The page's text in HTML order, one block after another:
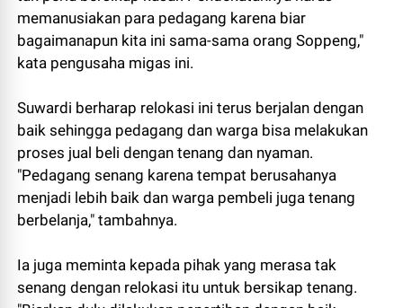
memanusiakan para pedagang karena biar
bagaimanapun kita ini sama-sama orang Soppeng,"
kata pengusaha migas ini.
Suwardi berharap relokasi ini terus berjalan dengan
baik sehingga pedagang dan warga bisa melakukan
proses jual beli dengan tenang dan nyaman.
"Pedagang senang karena tempat berusahanya
menjadi lebih baik dan warga pembeli juga tenang
berbelanja," tambahnya.
Ia juga meminta kepada pihak yang merasa tak
senang dengan relokasi itu untuk bersikap tenang.